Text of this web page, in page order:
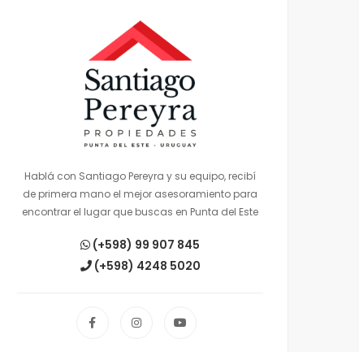
Hablá con Santiago Pereyra y su equipo, recibí
de primera mano el mejor asesoramiento para
encontrar el lugar que buscas en Punta del Este
(+598) 99 907 845
(+598) 4248 5020